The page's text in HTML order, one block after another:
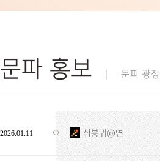
문파 홍보 문파 광장
2026.01.11 십봉귀@연